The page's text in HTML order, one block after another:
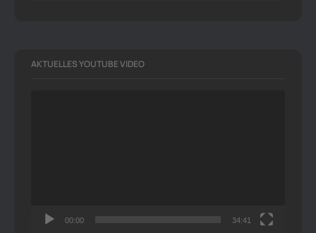
AKTUELLES YOUTUBE VIDEO
00:00 34:41